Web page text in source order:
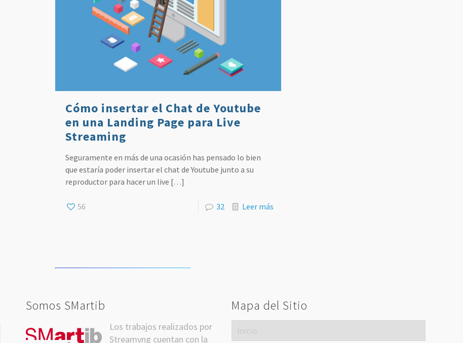
Cómo insertar el Chat de Youtube
en una Landing Page para Live
Streaming
Seguramente en más de una ocasión has pensado lo bien
que estaría poder insertar el chat de Youtube junto a su
reproductor para hacer un live […]
56 32 Leer más
Twitter
Somos SMartib
Los trabajos realizados por
Streamyng cuentan con la
Mapa del Sitio